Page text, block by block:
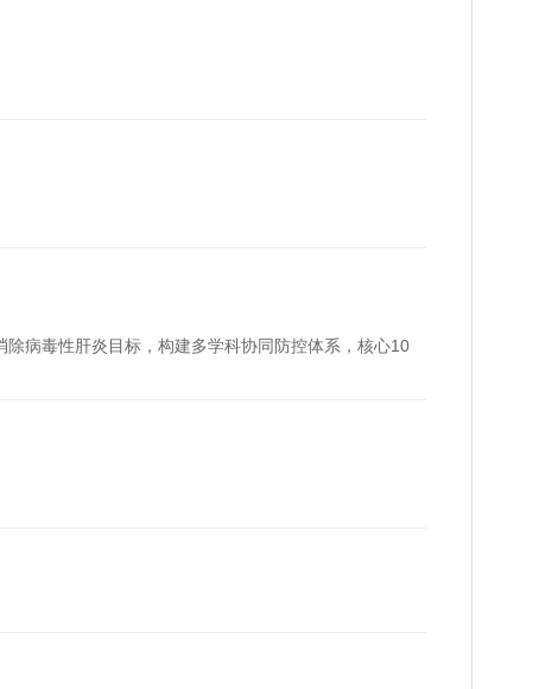
病毒性肝炎目标，构建多学科协同防控体系，核心10